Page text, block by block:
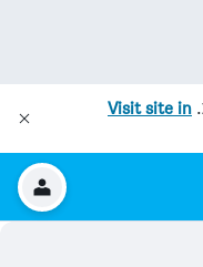
Visit site in